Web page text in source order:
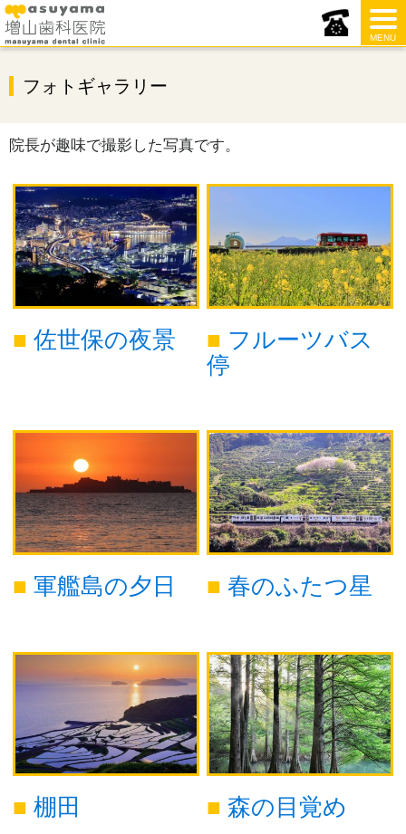
MENU
フォトギャラリー
院長が趣味で撮影した写真です。
佐世保の夜景
フルーツバス
停
軍艦島の夕日 春のふたつ星
棚田 森の目覚め